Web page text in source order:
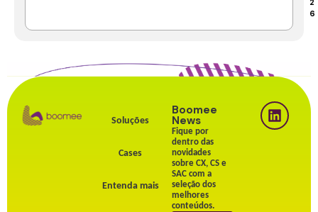
2
6
Soluções
Cases
Entenda mais
Boomee
News
Fique por
dentro das
novidades
sobre CX, CS e
SAC com a
seleção dos
melhores
conteúdos.